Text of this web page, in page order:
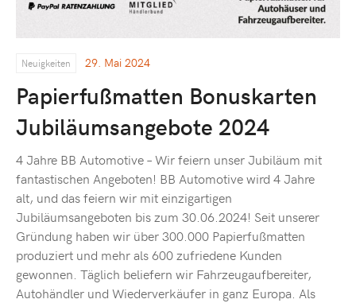
Neuigkeiten 29. Mai 2024
Papierfußmatten Bonuskarten
Jubiläumsangebote 2024
4 Jahre BB Automotive – Wir feiern unser Jubiläum mit
fantastischen Angeboten! BB Automotive wird 4 Jahre
alt, und das feiern wir mit einzigartigen
Jubiläumsangeboten bis zum 30.06.2024! Seit unserer
Gründung haben wir über 300.000 Papierfußmatten
produziert und mehr als 600 zufriedene Kunden
gewonnen. Täglich beliefern wir Fahrzeugaufbereiter,
Autohändler und Wiederverkäufer in ganz Europa. Als